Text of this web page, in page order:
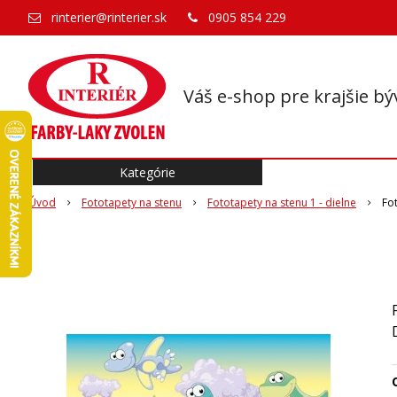
Váš e-shop pre krajšie
rinterier@rinterier.sk 0905 854 229
Úvod Fototapety na stenu Fototapety na stenu 1 - dielne
Kategórie